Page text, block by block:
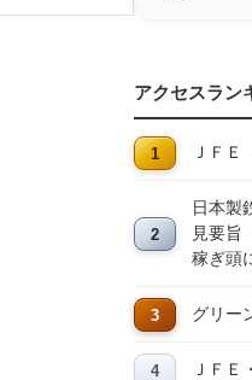
アクセスラン
ＪＦ
日本製
見要
稼ぎ頭
グリー
ＪＦ